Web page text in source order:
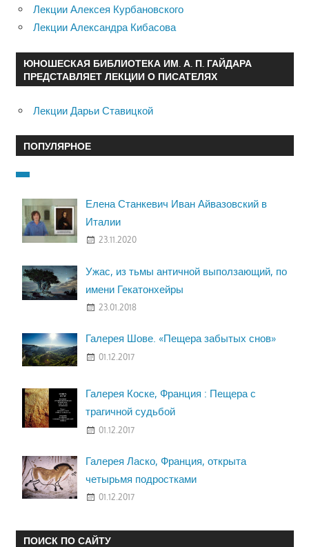
Лекции Алексея Курбановского
Лекции Александра Кибасова
ЮНОШЕСКАЯ БИБЛИОТЕКА ИМ. А. П. ГАЙДАРА
ПРЕДСТАВЛЯЕТ ЛЕКЦИИ О ПИСАТЕЛЯХ
Лекции Дарьи Ставицкой
ПОПУЛЯРНОЕ
Елена Станкевич Иван Айвазовский в
Италии
23.11.2020
Ужас, из тьмы античной выползающий, по
имени Гекатонхейры
23.01.2018
Галерея Шове. «Пещера забытых снов»
01.12.2017
Галерея Коске, Франция : Пещера с
трагичной судьбой
01.12.2017
Галерея Ласко, Франция, открыта
четырьмя подростками
01.12.2017
ПОИСК ПО САЙТУ